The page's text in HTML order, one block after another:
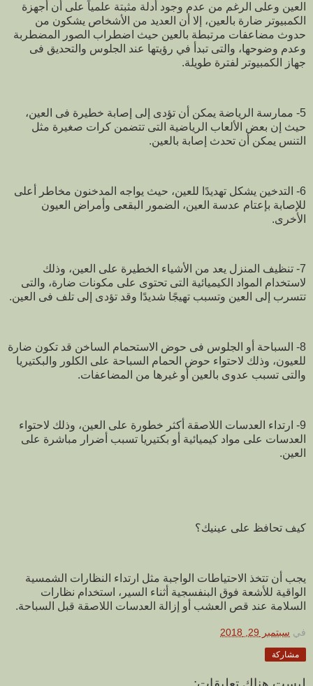
العين وعلى الرغم من عدم وجود أدلة مثبتة علمياً على أن أجهزة
الكمبيوتر ضارة بالعين، إلا أن العديد من الأشخاص يشكون من
حدوث مضاعفات مرتبطة بالعين حيث اضطراب الصور المضطربة
وعدم وضوحها، والتى تبدأ في رؤيتها عند الجلوس والتحديق فى
جهاز الكمبيوتر لفترة طويلة.
5- ممارسة الرياضة يمكن أن تؤدى إلى إصابة خطيرة فى العين،
حيث إن بعض الألعاب الرياضية التى تتضمن كرات صغيرة مثل
التنس يمكن أن تحدث إصابة بالعين.
6- التدخين يشكل تهديدًا للعين، حيث يواجه المدخنون مخاطر أعلى
للإصابة بإعتام عدسة العين، الضمور البقعى وأمراض العيون
الأخرى.
7- تنظيف المنزل يعد من الأشياء الخطيرة على العين، وذلك
لاستخدام المواد الكيميائية التى تحتوى على مكونات ضارة، والتى
تتسرب إلى العين وتسبب تهيجًا شديدًا وقد تؤدى إلى تلف فى العين.
8- السباحة أو الجلوس فى حوض الاستحمام الساخن قد تكون ضارة
للعيون، وذلك لاحتواء حوض الحمام السباحة على الكلور والبكتيريا
والتى تسبب عدوى بالعين أو غيرها من المضاعفات.
9- ارتداء العدسات اللاصقة أكثر خطورة على العين، وذلك لاحتواء
العدسات على مواد كيميائية أو بكتيريا تسبب أضرار مباشرة على
العين.
كيف تحافظ على عينيك؟
يجب أن تتخذ الاحتياطات الواجبة مثل ارتداء النظارات الشمسية
الواقية للأشعة فوق البنفسجية أثناء السير، استخدام نظارات
السلامة عند قص العشب أو إزالة العدسات اللاصقة قبل السباحة.
في سبتمبر 29, 2018
مشاركة